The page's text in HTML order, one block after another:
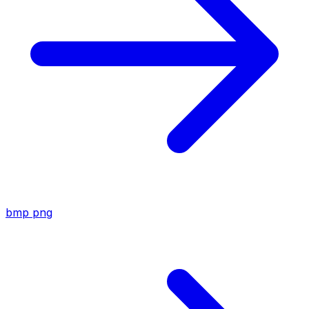
bmp png